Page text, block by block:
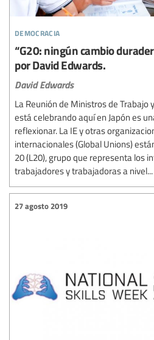
democracia
“G20: ningún cambio
por David Edwards.
David Edwards
La Reunión de Ministros de Trabajo
está celebrando aquí en Japón es
reflexionar. La IE y otras
internacionales (Global Unions)
20 (L20), grupo que representa los
trabajadores y trabajadoras a nivel...
27 agosto 2019